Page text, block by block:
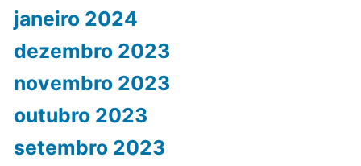
janeiro 2024
dezembro 2023
novembro 2023
outubro 2023
setembro 2023